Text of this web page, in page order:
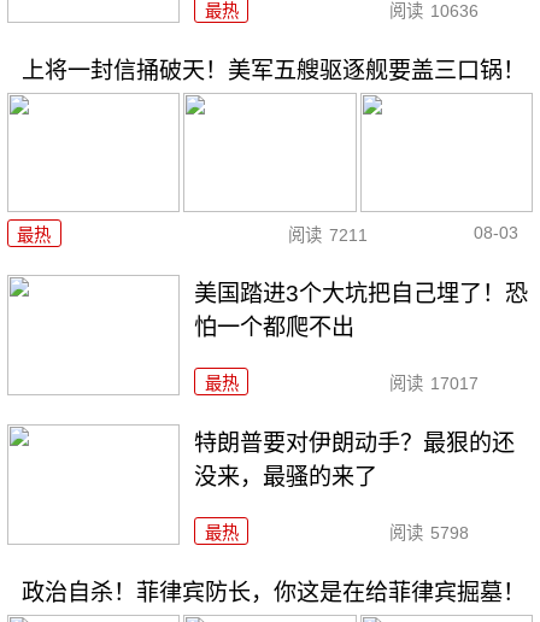
最热 阅读 10636
上将一封信捅破天！美军五艘驱逐舰要盖三口锅！
最热 阅读 7211 08-03
美国踏进3个大坑把自己埋了！恐
怕一个都爬不出
最热 阅读 17017
特朗普要对伊朗动手？最狠的还
没来，最骚的来了
最热 阅读 5798
政治自杀！菲律宾防长，你这是在给菲律宾掘墓！